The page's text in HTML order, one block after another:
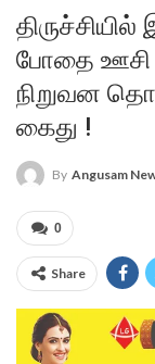
திருச்சியில்
போதை ஊசி
நிறுவன
கைது !
By Angusam
0
Share